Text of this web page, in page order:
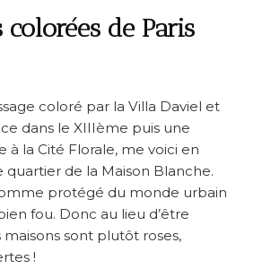
colorées de Paris
coloré par la Villa Daviel et
dans le XIIIème puis une
à la Cité Florale, me voici en
de la Maison Blanche.
protégé du monde urbain
fou. Donc au lieu d’être
maisons sont plutôt roses,
!